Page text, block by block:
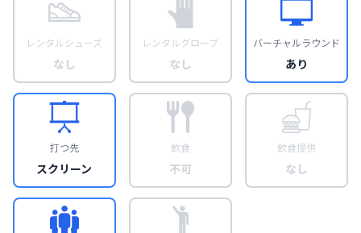
レンタルシューズ
なし
レンタルグローブ
なし
バーチャルラウンド
あり
打つ先
スクリーン
飲食
不可
飲食提供
なし